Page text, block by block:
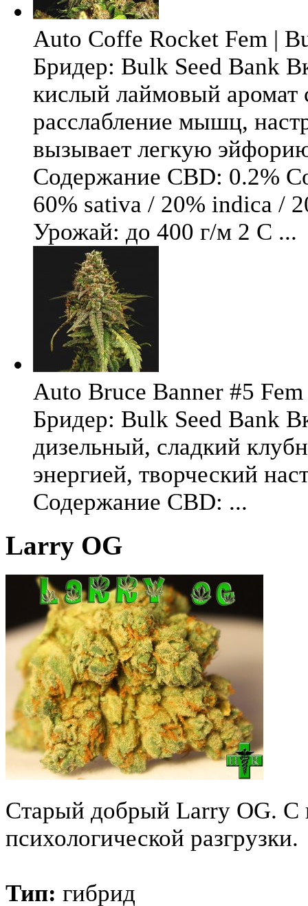
Auto Coffe Rocket Fem |
Бридер: Bulk Seed Bank
кислый лаймовый аромат
расслабление мышц,
вызывает легкую
Содержание CBD: 0.2%
60% sativa / 20% indica /
Урожай: до 400 г/м 2 С ...
Auto Bruce Banner #5
Бридер: Bulk Seed Bank
дизельный, сладкий
энергией, творческий
Содержание CBD: ...
Larry OG
Старый добрый Larry OG. С
психологической разгрузки.
Тип: гибрид